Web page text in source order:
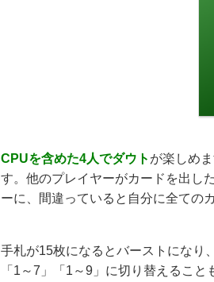
CPUを含めた4人でダウト が楽しめ
す。他のプレイヤーがカードを出し
ーに、間違っていると自分に全ての
手札が15枚になるとバーストになり
「1～7」「1～9」に切り替えるこ